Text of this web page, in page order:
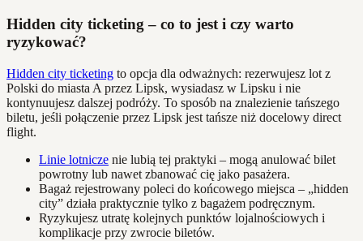
Hidden city ticketing – co to jest i czy warto
ryzykować?
Hidden city ticketing to opcja dla odważnych: rezerwujesz lot z
Polski do miasta A przez Lipsk, wysiadasz w Lipsku i nie
kontynuujesz dalszej podróży. To sposób na znalezienie tańszego
biletu, jeśli połączenie przez Lipsk jest tańsze niż docelowy direct
flight.
Linie lotnicze nie lubią tej praktyki – mogą anulować bilet
powrotny lub nawet zbanować cię jako pasażera.
Bagaż rejestrowany poleci do końcowego miejsca – „hidden
city” działa praktycznie tylko z bagażem podręcznym.
Ryzykujesz utratę kolejnych punktów lojalnościowych i
komplikacje przy zwrocie biletów.